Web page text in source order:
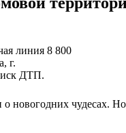
линия 8 800
г.
ДТП.
новогодних